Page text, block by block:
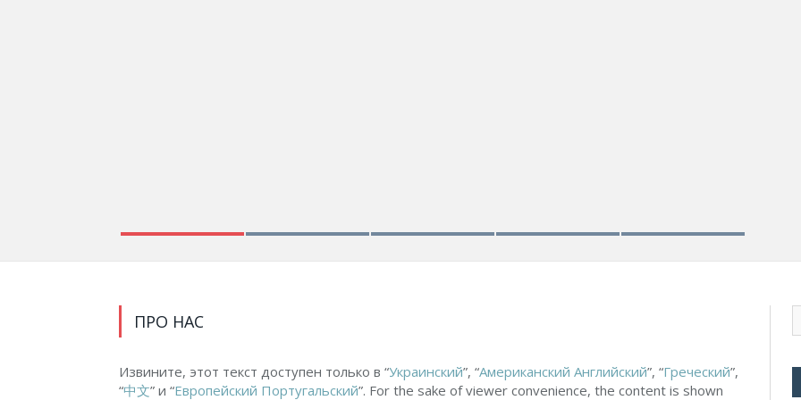
ПРО НАС
Извините, этот текст доступен только в “Украинский”, “Американский Английский”, “Греческий”,
“中文” и “Европейский Португальский”. For the sake of viewer convenience, the content is shown